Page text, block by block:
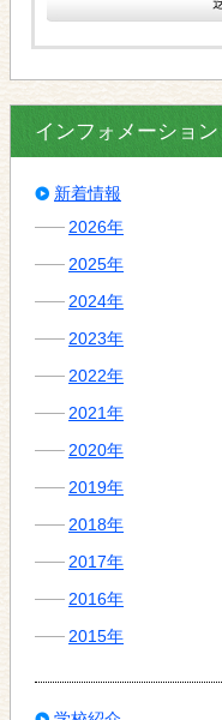
インフォメーション
新着情報
2026年
2025年
2024年
2023年
2022年
2021年
2020年
2019年
2018年
2017年
2016年
2015年